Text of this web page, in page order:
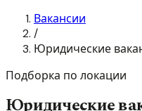
Вакансии
/
Юридические
Подборка по локации
Юридические